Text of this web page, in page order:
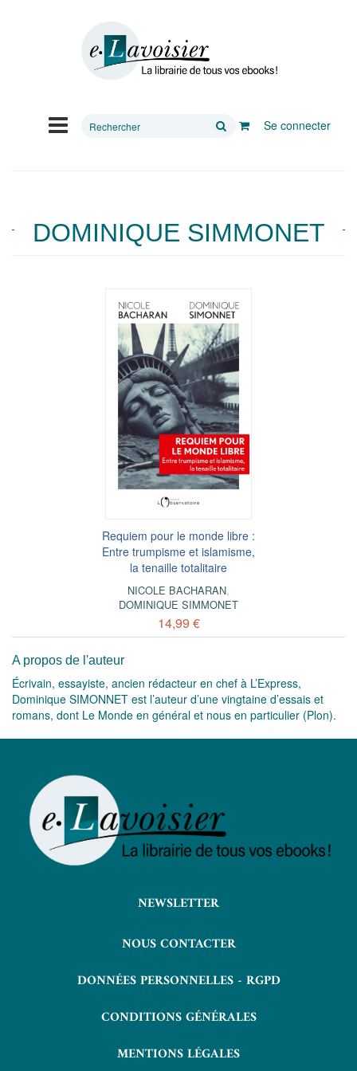
Rechercher
Se connecter
DOMINIQUE SIMMONET
Requiem pour le monde libre :
Entre trumpisme et islamisme,
la tenaille totalitaire
NICOLE BACHARAN,
DOMINIQUE SIMMONET
14,99 €
A propos de l'auteur
Écrivain, essayiste, ancien rédacteur en chef à L’Express,
Dominique SIMONNET est l’auteur d’une vingtaine d’essais et
romans, dont Le Monde en général et nous en particulier (Plon).
NEWSLETTER
NOUS CONTACTER
DONNÉES PERSONNELLES - RGPD
CONDITIONS GÉNÉRALES
MENTIONS LÉGALES